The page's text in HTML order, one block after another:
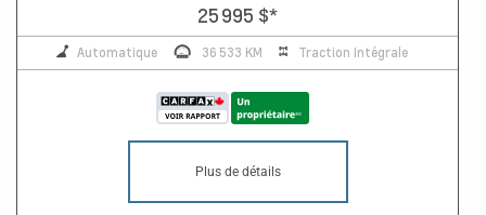
25 995 $*
Automatique 36 533 KM Traction Intégrale
Plus de détails